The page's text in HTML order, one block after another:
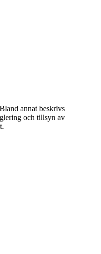
annat beskrivs
och tillsyn av